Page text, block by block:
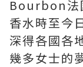
Bourbon法
香水時至今
深得各國各
幾多女士的